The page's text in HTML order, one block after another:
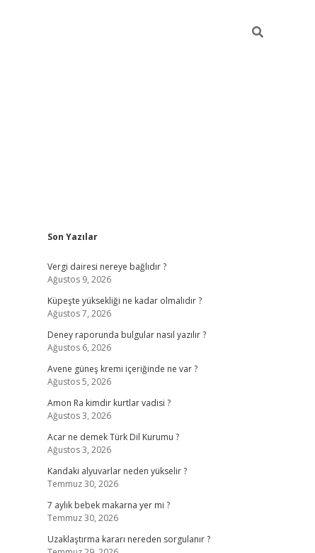
Sidebar
Son Yazılar
Vergi dairesi nereye bağlıdır ?
Ağustos 9, 2026
Küpeşte yüksekliği ne kadar olmalıdır ?
Ağustos 7, 2026
Deney raporunda bulgular nasıl yazılır ?
Ağustos 6, 2026
Avene güneş kremi içeriğinde ne var ?
Ağustos 5, 2026
Amon Ra kimdir kurtlar vadisi ?
Ağustos 3, 2026
Acar ne demek Türk Dil Kurumu ?
Ağustos 3, 2026
Kandaki alyuvarlar neden yükselir ?
Temmuz 30, 2026
7 aylık bebek makarna yer mi ?
Temmuz 30, 2026
Uzaklaştırma kararı nereden sorgulanır ?